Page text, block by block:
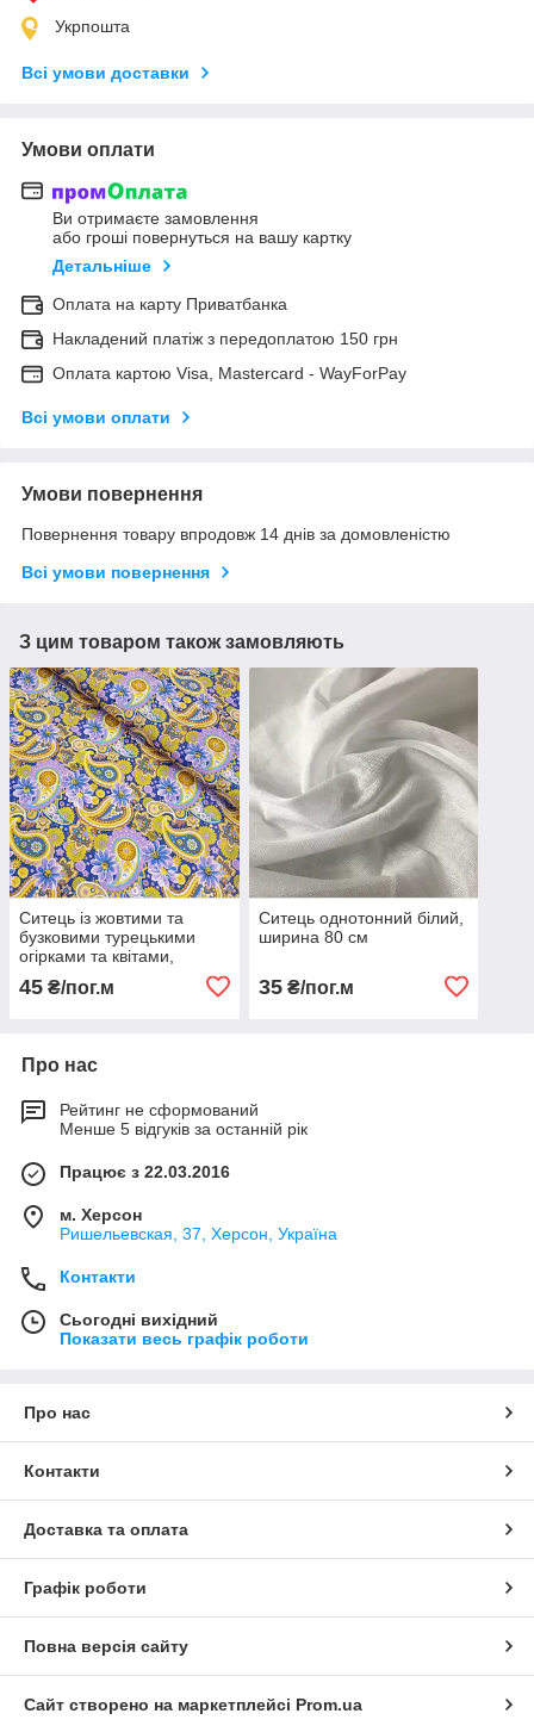
Укрпошта
Всі умови доставки
Умови оплати
Ви отримаєте замовлення
або гроші повернуться на вашу картку
Детальніше
Оплата на карту Приватбанка
Накладений платіж з передоплатою 150 грн
Оплата картою Visa, Mastercard - WayForPay
Всі умови оплати
Умови повернення
Повернення товару впродовж 14 днів за домовленістю
Всі умови повернення
З цим товаром також замовляють
Ситець із жовтими та
бузковими турецькими
огірками та квітами,
45 ₴/пог.м
Ситець однотонний білий,
ширина 80 см
35₴/пог.м
Про нас
Рейтинг не сформований
Менше 5 відгуків за останній рік
Працює з 22.03.2016
м. Херсон
Ришельевская, 37, Херсон, Україна
Контакти
Сьогодні вихідний
Показати весь графік роботи
Про нас
Контакти
Доставка та оплата
Графік роботи
Повна версія сайту
Сайт створено на маркетплейсі Prom.ua